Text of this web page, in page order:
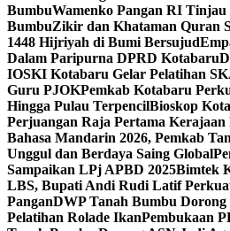
BumbuWamenko Pangan RI
BumbuZikir dan Khataman Quran
1448 Hijriyah di Bumi Bersujud
Dalam Paripurna DPRD Kotabaru
IOSKI Kotabaru Gelar Pelatihan
Guru PJOKPemkab Kotabaru
Hingga Pulau TerpencilBioskop
Perjuangan Raja Pertama
Bahasa Mandarin 2026, Pemkab
Unggul dan Berdaya Saing Global
Sampaikan LPj APBD 2025Bimtek
LBS, Bupati Andi Rudi Latif
PanganDWP Tanah Bumbu
Pelatihan Rolade IkanPembukaan